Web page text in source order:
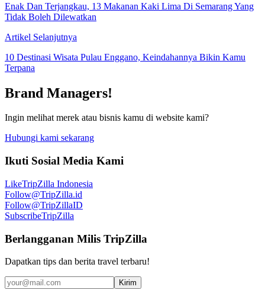
Enak Dan Terjangkau, 13 Makanan Kaki Lima Di Semarang Yang
Tidak Boleh Dilewatkan
Artikel Selanjutnya
10 Destinasi Wisata Pulau Enggano, Keindahannya Bikin Kamu
Terpana
Brand Managers!
Ingin melihat merek atau bisnis kamu di website kami?
Hubungi kami sekarang
Ikuti Sosial Media Kami
LikeTripZilla Indonesia
Follow@TripZilla.id
Follow@TripZillaID
SubscribeTripZilla
Berlangganan Milis TripZilla
Dapatkan tips dan berita travel terbaru!
Kirim